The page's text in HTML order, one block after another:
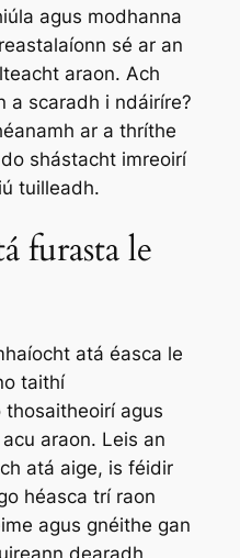
agus modhanna
sé ar an
araon. Ach
a scaradh i ndáiríre?
ar a thríthe
shástacht imreoirí
tuilleadh.
furasta le
atá éasca le
taithí
agus
araon. Leis an
atá aige, is féidir
héasca trí raon
agus gnéithe gan
dearadh